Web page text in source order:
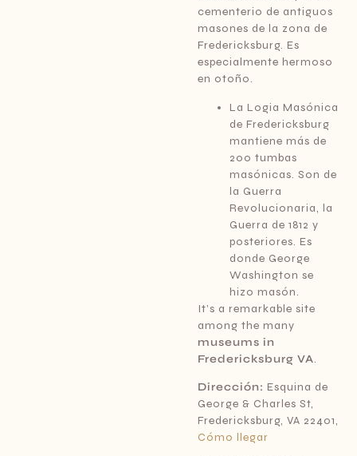
cementerio de antiguos
masones de la zona de
Fredericksburg. Es
especialmente hermoso
en otoño.
La Logia Masónica
de Fredericksburg
mantiene más de
200 tumbas
masónicas. Son de
la Guerra
Revolucionaria, la
Guerra de 1812 y
posteriores. Es
donde George
Washington se
hizo masón.
It’s a remarkable site
among the many
museums in
Fredericksburg VA.
Dirección: Esquina de
George & Charles St,
Fredericksburg, VA 22401,
Cómo llegar